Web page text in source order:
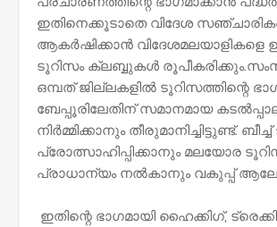
ഇതിനെക്കൂടാതെ വിദേശ
ആകർഷിക്കാൻ വിദേശമലയാളികളെ
ടൂറിസം ക്ലബ്ബുകൾ
ഒമ്പത് ജില്ലകളിൽ ടൂറിസത്തിന്റെ
ബേപ്പൂരിലേതിന് സമാനമായ
നിർമ്മിക്കാനും തീരുമാനിച്ചിട്ടുണ്ട്.
പ്രോത്സാഹിപ്പിക്കാനും മലയോര
പ്രാധാന്യം നൽകാനും വകുപ്പ്
ഇതിന്റെ ഭാഗമായി ഹൈക്കിഗ്,